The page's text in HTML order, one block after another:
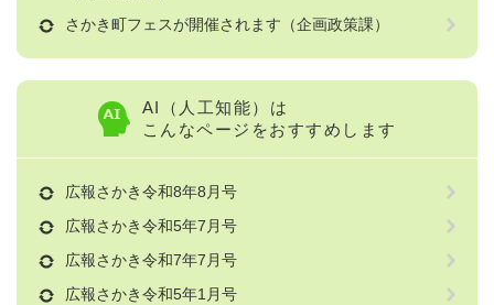
さかき町フェスが開催されます（企画政策課）
AI（人工知能）は
こんなページをおすすめします
広報さかき令和8年8月号
広報さかき令和5年7月号
広報さかき令和7年7月号
広報さかき令和5年1月号